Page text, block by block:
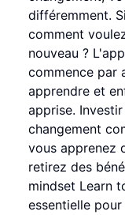
différemment.
comment
nouveau ?
commence par
apprendre et
apprise.
changement
vous apprenez
retirez des
mindset Learn
essentielle